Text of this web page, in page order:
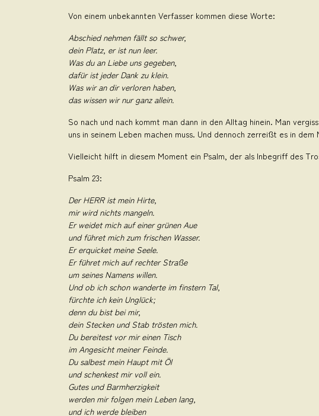
Von einem unbekannten Verfasser kommen diese Worte:
Abschied nehmen fällt so schwer,
dein Platz, er ist nun leer.
Was du an Liebe uns gegeben,
dafür ist jeder Dank zu klein.
Was wir an dir verloren haben,
das wissen wir nur ganz allein.
So nach und nach kommt man dann in den Alltag hinein. Man
uns in seinem Leben machen muss. Und dennoch zerreißt es in
Vielleicht hilft in diesem Moment ein Psalm, der als Inbegriff des
Psalm 23:
Der HERR ist mein Hirte,
mir wird nichts mangeln.
Er weidet mich auf einer grünen Aue
und führet mich zum frischen Wasser.
Er erquicket meine Seele.
Er führet mich auf rechter Straße
um seines Namens willen.
Und ob ich schon wanderte im finstern Tal,
fürchte ich kein Unglück;
denn du bist bei mir,
dein Stecken und Stab trösten mich.
Du bereitest vor mir einen Tisch
im Angesicht meiner Feinde.
Du salbest mein Haupt mit Öl
und schenkest mir voll ein.
Gutes und Barmherzigkeit
werden mir folgen mein Leben lang,
und ich werde bleiben